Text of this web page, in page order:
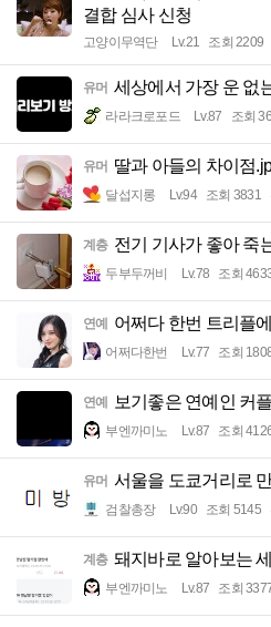
결합 심사 신청
고양이무역단 Lv.21 조회 2209
유머 세상에서 가장 운 없
라라크로포드 Lv.87 조회
유머 딸과 아들의 차이점
달섭지롱 Lv.94 조회 3831
계층 전기 기사가 좋아 죽
두부두꺼비 Lv.78 조회
연예 어쩌다 한번 트리플
어쩌다한번 Lv.77 조회
연예 보기좋은 연예인 커플
부엔까미노 Lv.87 조회
유머 서울을 도쿄거리로
검찰총장 Lv.90 조회 5145
계층 돼지바로 알아보는
부엔까미노 Lv.87 조회